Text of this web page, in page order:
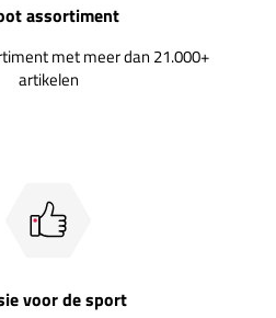
assortiment
met meer dan 21.000+
artikelen
voor de sport